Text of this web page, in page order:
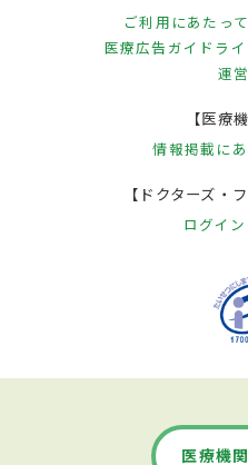
ご利用にあたって
医療広告ガイドラ
運
【医療
情報掲載に
【ドクターズ・
ログイン
医療機